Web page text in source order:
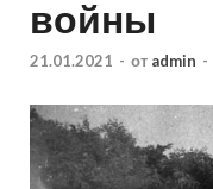
войны
21.01.2021 - от admin -